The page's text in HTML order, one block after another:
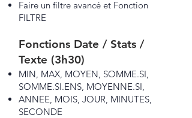
Faire un filtre avancé et Fonction
FILTRE
Fonctions Date / Stats /
Texte (3h30)
MIN, MAX, MOYEN, SOMME.SI,
SOMME.SI.ENS, MOYENNE.SI,
ANNEE, MOIS, JOUR, MINUTES,
SECONDE